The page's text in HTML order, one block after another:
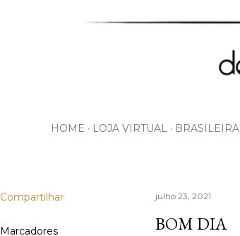
HOME LOJA VIRTUAL BRASILEIRA
Compartilhar
Marcadores
julho 23, 2021
BOM DIA